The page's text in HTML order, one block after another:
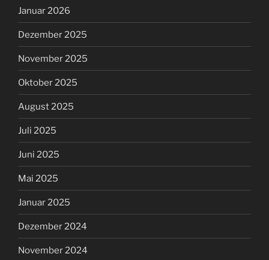
Januar 2026
Dezember 2025
November 2025
Oktober 2025
August 2025
Juli 2025
Juni 2025
Mai 2025
Januar 2025
Dezember 2024
November 2024